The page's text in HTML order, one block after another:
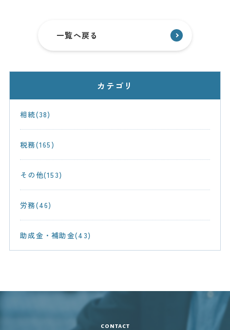
一覧へ戻る
カテゴリ
相続(38)
税務(165)
その他(153)
労務(46)
助成金・補助金(43)
contact